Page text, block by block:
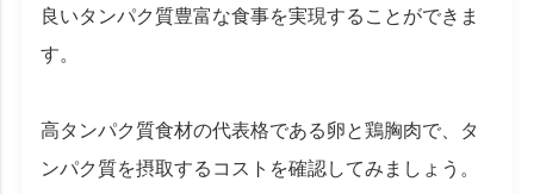
良いタンパク質豊富な食事を実現することができま
す。
高タンパク質食材の代表格である卵と鶏胸肉で、タ
ンパク質を摂取するコストを確認してみましょう。